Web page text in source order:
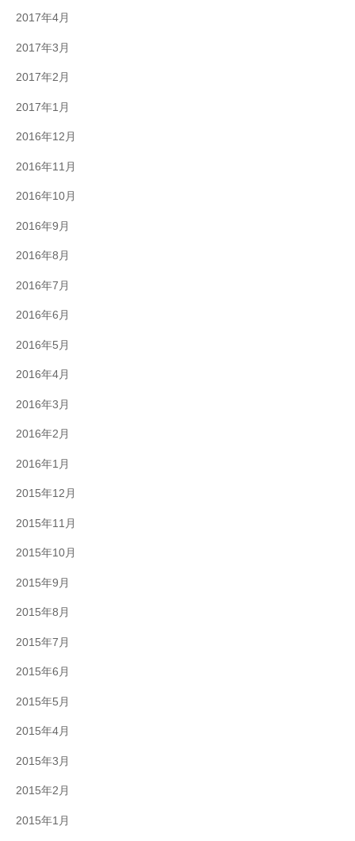
2017年4月
2017年3月
2017年2月
2017年1月
2016年12月
2016年11月
2016年10月
2016年9月
2016年8月
2016年7月
2016年6月
2016年5月
2016年4月
2016年3月
2016年2月
2016年1月
2015年12月
2015年11月
2015年10月
2015年9月
2015年8月
2015年7月
2015年6月
2015年5月
2015年4月
2015年3月
2015年2月
2015年1月